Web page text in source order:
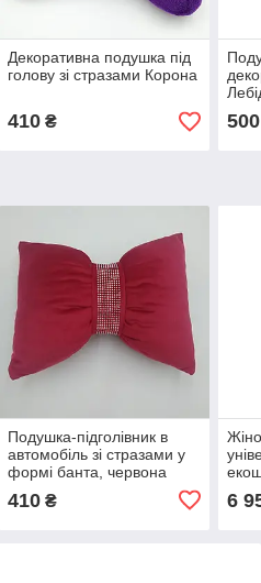
Декоративна подушка під
голову зі стразами Корона
410₴ 500
Подушка-підголівник в
автомобіль зі стразами у
формі банта, червона
410₴ 6